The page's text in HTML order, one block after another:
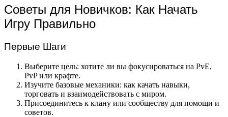
Советы для Новичков: Как Начать
Игру Правильно
Первые Шаги
Выберите цель: хотите ли вы фокусироваться на PvE,
PvP или крафте.
Изучите базовые механики: как качать навыки,
торговать и взаимодействовать с миром.
Присоединитесь к клану или сообществу для помощи и
советов.